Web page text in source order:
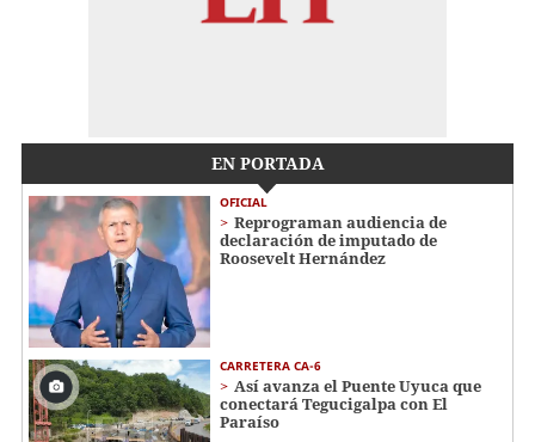
EN PORTADA
OFICIAL
Reprograman audiencia de
declaración de imputado de
Roosevelt Hernández
CARRETERA CA-6
Así avanza el Puente Uyuca que
conectará Tegucigalpa con El
Paraíso